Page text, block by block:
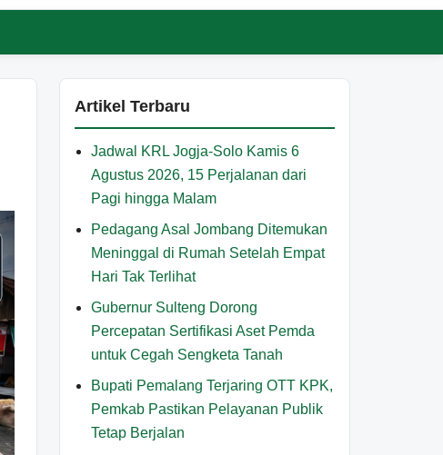
Artikel Terbaru
Jadwal KRL Jogja-Solo Kamis 6
Agustus 2026, 15 Perjalanan dari
Pagi hingga Malam
Pedagang Asal Jombang Ditemukan
Meninggal di Rumah Setelah Empat
Hari Tak Terlihat
Gubernur Sulteng Dorong
Percepatan Sertifikasi Aset Pemda
untuk Cegah Sengketa Tanah
Bupati Pemalang Terjaring OTT KPK,
Pemkab Pastikan Pelayanan Publik
Tetap Berjalan